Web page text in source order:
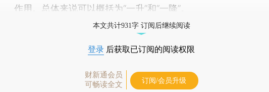
作用。总体来说可以概括为“一升”和“一降”。
本文共计931字 订阅后继续阅读
登录 后获取已订阅的阅读权限
财新通会员
可畅读全文
订阅/会员升级